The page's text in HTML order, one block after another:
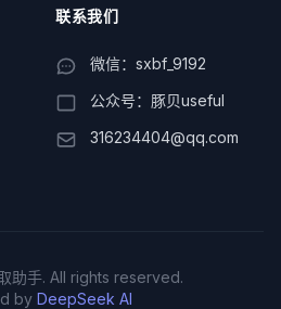
联系我们
微信：sxbf_9192
公众号：豚贝useful
316234404@qq.com
助手. All rights reserved.
by DeepSeek AI